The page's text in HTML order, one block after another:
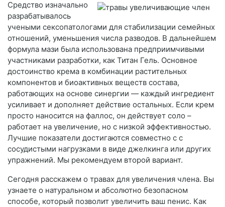
Средство изначально
разрабатывалось
учеными сексопатологами для стабилизации семейных
отношений, уменьшения числа разводов. В дальнейшем
формула мази была использована предприимчивыми
участниками разработки, как Титан Гель. Основное
достоинство крема в комбинации растительных
компонентов и биоактивных веществ состава,
работающих на основе синергии — каждый ингредиент
усиливает и дополняет действие остальных. Если крем
просто наносится на фаллос, он действует соло –
работает на увеличение, но с низкой эффективностью.
Лучшие показатели достигаются совместно c с
сосудистыми нагрузками в виде джелкинга или других
упражнений. Мы рекомендуем второй вариант.
Сегодня расскажем о травах для увеличения члена. Вы
узнаете о натуральном и абсолютно безопасном
способе, который позволит увеличить ваш пенис. Как